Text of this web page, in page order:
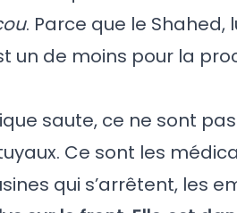
. Parce que le Shahed,
un de moins pour la
saute, ce ne sont
Ce sont les
qui s’arrêtent, les